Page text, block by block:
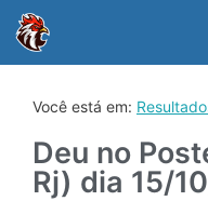
content
Você está em:
Deu no
Rj) dia 15/